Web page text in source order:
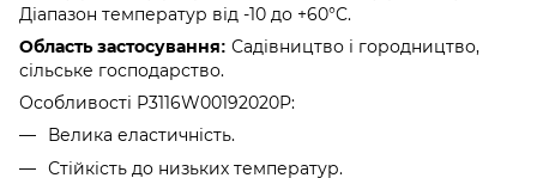
Діапазон температур від -10 до +60°C.
Область застосування: Садівництво і городництво,
сільське господарство.
Особливості P3116W00192020P:
Велика еластичність.
Стійкість до низьких температур.